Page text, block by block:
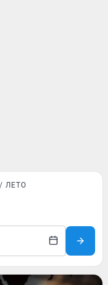
ЛЕТО